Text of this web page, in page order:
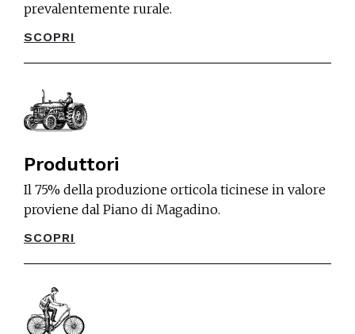
prevalentemente rurale.
SCOPRI
Produttori
Il 75% della produzione orticola ticinese in valore
proviene dal Piano di Magadino.
SCOPRI